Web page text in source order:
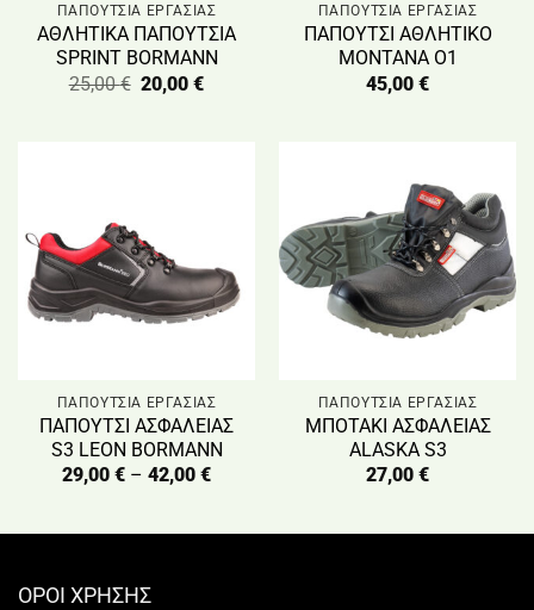
ΠΑΠΟΥΤΣΙΑ ΕΡΓΑΣΙΑΣ
ΑΘΛΗΤΙΚΑ ΠΑΠΟΥΤΣΙΑ
SPRINT BORMANN
25,00€ Original
price
20,00€Η
ΠΑΠΟΥΤΣΙΑ ΕΡΓΑΣΙΑΣ
ΠΑΠΟΥΤΣΙ ΑΘΛΗΤΙΚΟ
MONTANA O1
45,00 €
ΠΑΠΟΥΤΣΙΑ ΕΡΓΑΣΙΑΣ
ΠΑΠΟΥΤΣΙ ΑΣΦΑΛΕΙΑΣ
S3 LEON BORMANN
29,00 € – 42,00 €Price
ΠΑΠΟΥΤΣΙΑ ΕΡΓΑΣΙΑΣ
ΜΠΟΤΑΚΙ ΑΣΦΑΛΕΙΑΣ
ALASKA S3
27,00 €
ΟΡΟΙ ΧΡΗΣΗΣ